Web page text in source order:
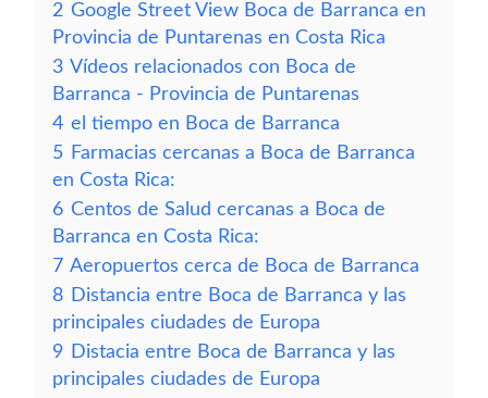
2 Google Street View Boca de Barranca en
Provincia de Puntarenas en Costa Rica
3 Vídeos relacionados con Boca de
Barranca - Provincia de Puntarenas
4 el tiempo en Boca de Barranca
5 Farmacias cercanas a Boca de Barranca
en Costa Rica:
6 Centos de Salud cercanas a Boca de
Barranca en Costa Rica:
7 Aeropuertos cerca de Boca de Barranca
8 Distancia entre Boca de Barranca y las
principales ciudades de Europa
9 Distacia entre Boca de Barranca y las
principales ciudades de Europa